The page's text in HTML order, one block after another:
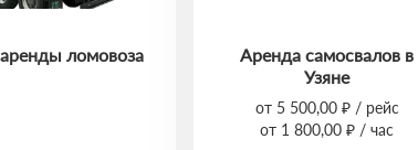
ломовоза
Аренда самосвалов в
Узяне
от 5 500,00 ₽ / рейс
от 1 800,00 ₽ / час